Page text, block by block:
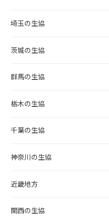
埼玉の生協
茨城の生協
群馬の生協
栃木の生協
千葉の生協
神奈川の生協
近畿地方
関西の生協